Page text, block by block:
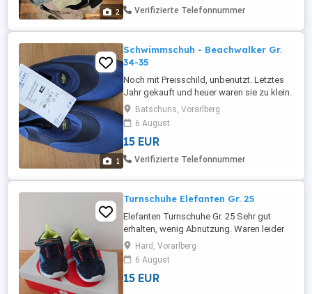
2
Shirts (langarm & kurzarm) Pullover
Verifizierte Telefonnummer
1
Schwimmschuh - Beachwalker Gr.
34-35
Noch mit Preisschild, unbenutzt. Letztes
Jahr gekauft und heuer waren sie zu klein.
Batschuns, Vorarlberg
6 August
15 EUR
Verifizierte Telefonnummer
Turnschuhe Elefanten Gr. 25
Elefanten Turnschuhe Gr. 25 Sehr gut
erhalten, wenig Abnutzung. Waren leider
viel zu schnell zu klein. Können gerne
besichtigt und probiert werden. Fixpreis.
Nicht verhandelbar.
Hard, Vorarlberg
6 August
15 EUR